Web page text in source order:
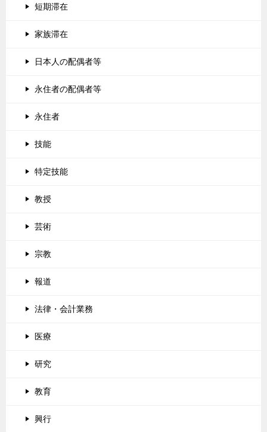
短期滞在
家族滞在
日本人の配偶者等
永住者の配偶者等
永住者
技能
特定技能
教授
芸術
宗教
報道
法律・会計業務
医療
研究
教育
興行